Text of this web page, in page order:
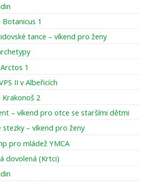
1
tance – víkend pro ženy
1
II v Albeřicích
Krakonoš 2
– víkend pro otce se staršími dětmi
– víkend pro ženy
pro mládež YMCA
dovolená (Krtci)